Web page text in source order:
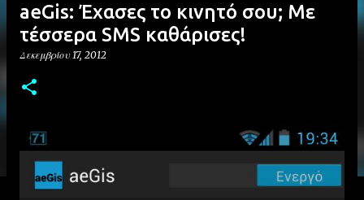
aeGis: Έχασες το κινητό σου; Με
τέσσερα SMS καθάρισες!
Δεκεμβρίου 17, 2012